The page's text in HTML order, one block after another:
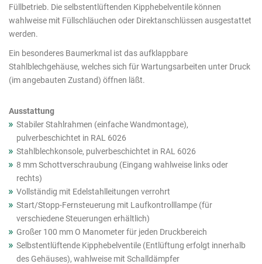
Füllbetrieb. Die selbstentlüftenden Kipphebelventile können
wahlweise mit Füllschläuchen oder Direktanschlüssen ausgestattet
werden.
Ein besonderes Baumerkmal ist das aufklappbare
Stahlblechgehäuse, welches sich für Wartungsarbeiten unter Druck
(im angebauten Zustand) öffnen läßt.
Ausstattung
Stabiler Stahlrahmen (einfache Wandmontage),
pulverbeschichtet in RAL 6026
Stahlblechkonsole, pulverbeschichtet in RAL 6026
8 mm Schottverschraubung (Eingang wahlweise links oder
rechts)
Vollständig mit Edelstahlleitungen verrohrt
Start/Stopp-Fernsteuerung mit Laufkontrolllampe (für
verschiedene Steuerungen erhältlich)
Großer 100 mm O Manometer für jeden Druckbereich
Selbstentlüftende Kipphebelventile (Entlüftung erfolgt innerhalb
des Gehäuses), wahlweise mit Schalldämpfer